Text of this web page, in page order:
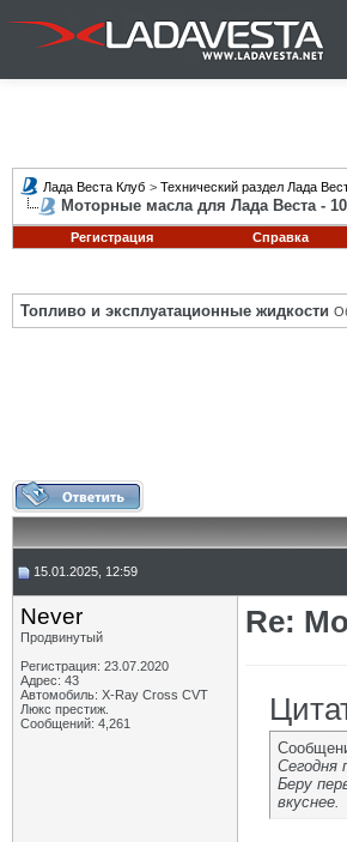
Лада Веста Клуб > Технический раздел Лада
Моторные масла для Лада Веста - 10
Регистрация Справка
Топливо и эксплуатационные жидкости
15.01.2025, 12:59
Never
Продвинутый
Регистрация: 23.07.2020
Адрес: 43
Автомобиль: X-Ray Cross CVT
Люкс престиж.
Сообщений: 4,261
Re:
Сегодня
Беру
вкуснее.